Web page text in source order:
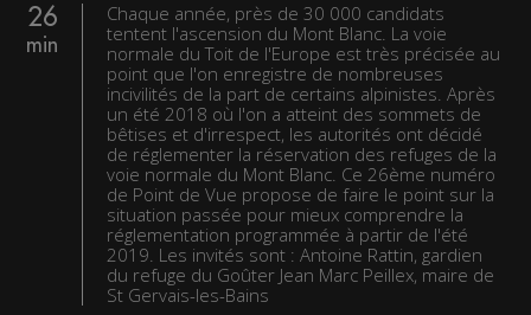
26
min
Chaque année, près de 30 000 candidats
tentent l'ascension du Mont Blanc. La voie
normale du Toit de l'Europe est très précisée au
point que l'on enregistre de nombreuses
incivilités de la part de certains alpinistes. Après
un été 2018 où l'on a atteint des sommets de
bêtises et d'irrespect, les autorités ont décidé
de réglementer la réservation des refuges de la
voie normale du Mont Blanc. Ce 26ème numéro
de Point de Vue propose de faire le point sur la
situation passée pour mieux comprendre la
réglementation programmée à partir de l'été
2019. Les invités sont : Antoine Rattin, gardien
du refuge du Goûter Jean Marc Peillex, maire de
St Gervais-les-Bains